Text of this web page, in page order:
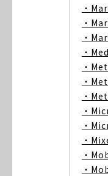
・
・
・
・
・
・
・
・
・
・
・
・